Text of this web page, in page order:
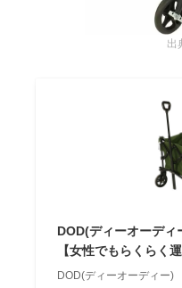
出
DOD(ディーオーデ
【女性でもらくらく
DOD(ディーオーディー)